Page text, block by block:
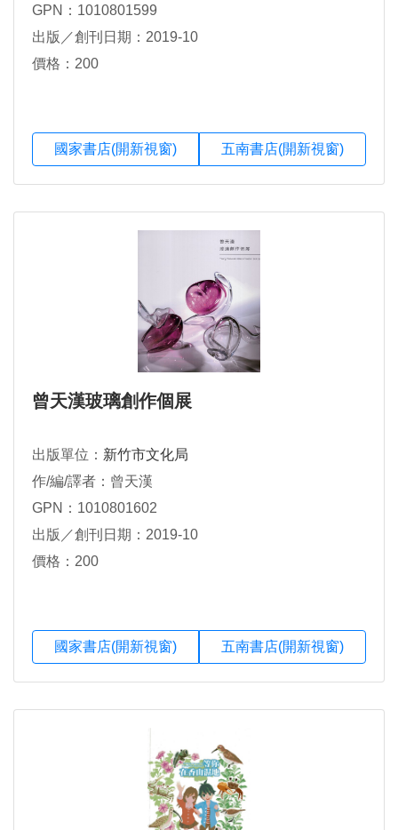
GPN：1010801599
出版／創刊日期：2019-10
價格：200
國家書店(開新視窗) 五南書店(開新視窗)
曾天漢玻璃創作個展
出版單位： 新竹市文化局
作/編/譯者：曾天漢
GPN：1010801602
出版／創刊日期：2019-10
價格：200
國家書店(開新視窗) 五南書店(開新視窗)